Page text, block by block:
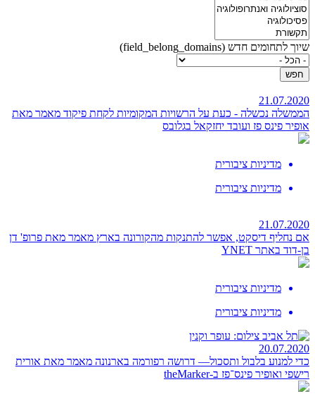
שיוך לתחומים חדש (field_belong_domains)
21.07.2020
הממשלה נכשלה - כעת על הרשויות המקומיות לקחת פיקוד מאמר מאת
אופיר פינס פז ועובד יחזקאל בגלובס
מדיניות ציבורית
מדיניות ציבורית
21.07.2020
אם נחליף דיסקט, אפשר להתנקות מהקורונה בארץ מאמר מאת פרופ' דן
בן-דוד באתר YNET
מדיניות ציבורית
מדיניות ציבורית
20.07.2020
כדי למנוע בלבול ותסכול— דרושה רפורמה בארנונה מאמר מאת אורית
רישפי ואופיר פינס־פז ב-theMarker